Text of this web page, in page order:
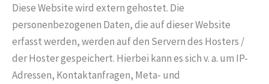
Diese Website wird extern gehostet. Die
personenbezogenen Daten, die auf dieser Website
erfasst werden, werden auf den Servern des Hosters /
der Hoster gespeichert. Hierbei kann es sich v. a. um IP-
Adressen, Kontaktanfragen, Meta- und